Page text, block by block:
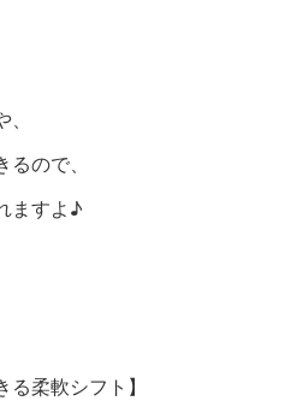
ので、
ますよ♪
る柔軟シフト】